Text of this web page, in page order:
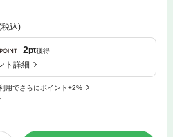
税込)
2pt獲得
ト詳細
用でさらにポイント+2%